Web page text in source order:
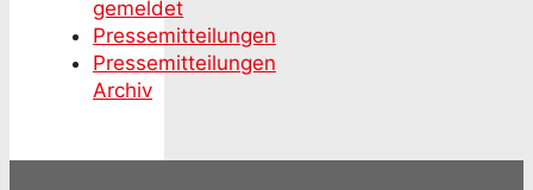
gemeldet
Pressemitteilungen
Pressemitteilungen
Archiv